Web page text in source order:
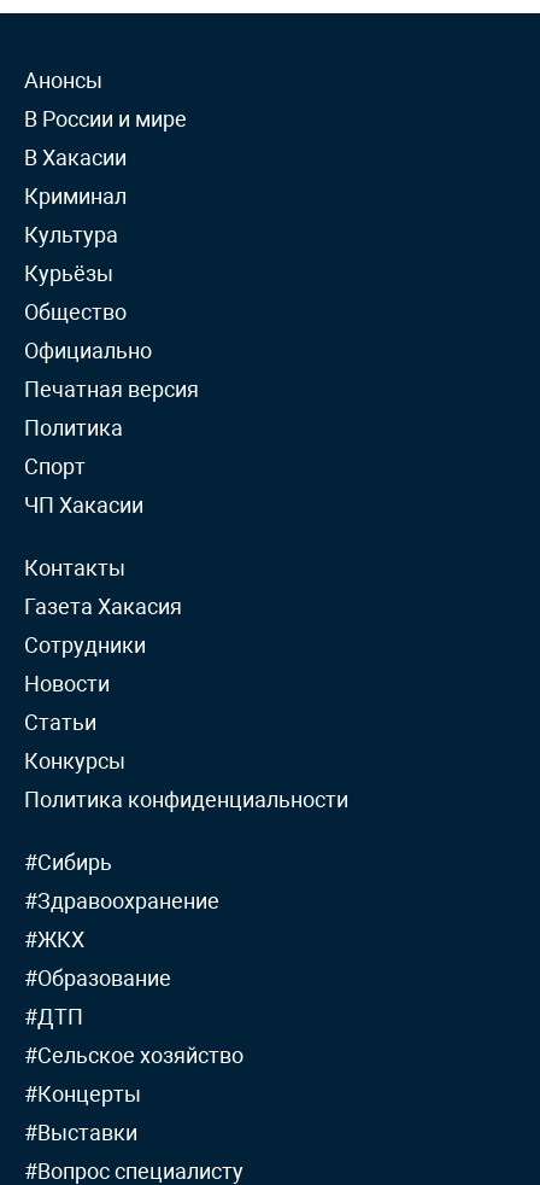
Анонсы
В России и мире
В Хакасии
Криминал
Культура
Курьёзы
Общество
Официально
Печатная версия
Политика
Спорт
ЧП Хакасии
Контакты
Газета Хакасия
Сотрудники
Новости
Статьи
Конкурсы
Политика конфиденциальности
#Сибирь
#Здравоохранение
#ЖКХ
#Образование
#ДТП
#Сельское хозяйство
#Концерты
#Выставки
#Вопрос специалисту